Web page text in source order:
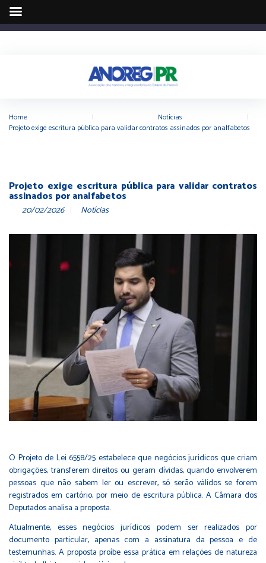
Home Notícias
Projeto exige escritura pública para validar contratos assinados por analfabetos
Projeto exige escritura pública para validar contratos
assinados por analfabetos
20/02/2026 Notícias
O Projeto de Lei 6558/25 estabelece que negócios jurídicos que criam
obrigações, transferem direitos ou geram dívidas, quando envolverem
pessoas que não sabem ler ou escrever, só serão válidos se forem
registrados em cartório, por meio de escritura pública. A Câmara dos
Deputados analisa a proposta.
Atualmente, esses negócios jurídicos podem ser realizados por
documento particular, apenas com a assinatura da pessoa e de
testemunhas. A proposta proíbe essa prática em relações de natureza